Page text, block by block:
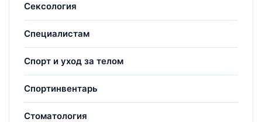
Сексология
Специалистам
Спорт и уход за телом
Спортинвентарь
Стоматология